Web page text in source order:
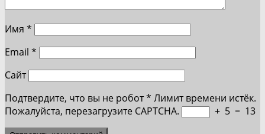
Имя *
Email *
Сайт
Подтвердите, что вы не робот* Лимит времени истёк.
Пожалуйста, перезагрузите CAPTCHA.
+ 5 = 13